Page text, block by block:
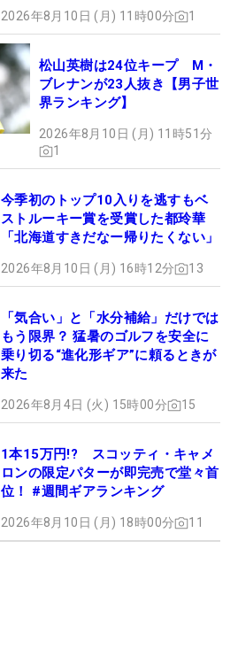
2026年8月10日 (月) 11時00分 1
松山英樹は24位キープ M・
ブレナンが23人抜き【男子世
界ランキング】
2026年8月10日 (月) 11時51分
1
今季初のトップ10入りを逃すもベ
ストルーキー賞を受賞した都玲華
「北海道すきだなー帰りたくない」
2026年8月10日 (月) 16時12分 13
「気合い」と「水分補給」だけでは
もう限界？ 猛暑のゴルフを安全に
乗り切る“進化形ギア”に頼るときが
来た
2026年8月4日 (火) 15時00分 15
1本15万円!? スコッティ・キャメ
ロンの限定パターが即完売で堂々首
位！ #週間ギアランキング
2026年8月10日 (月) 18時00分 11